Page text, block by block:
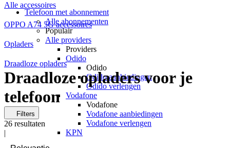
Telefoon met abonnement
Alle abonnementen
Populair
Alle providers
Providers
Odido
Odido
Odido aanbiedingen
Odido verlengen
Vodafone
Vodafone
Vodafone aanbiedingen
Vodafone verlengen
KPN
Alle accessoires
OPPO A74 5G accessoires
Opladers
Draadloze opladers
Draadloze opladers voor je
telefoon
Filters
26 resultaten
|